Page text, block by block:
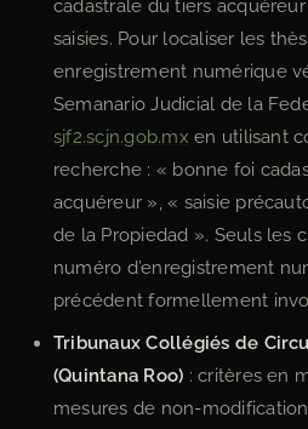
cadastrale du tiers
saisies. Pour localiser les
enregistrement numérique
Semanario Judicial de la
sjf2.scjn.gob.mx en utilisant
recherche : « bonne foi
acquéreur », « saisie
de la Propiedad ». Seuls les
numéro d’enregistrement
précédent formellement
Tribunaux Collégiés de
(Quintana Roo) : critères en
mesures de non-